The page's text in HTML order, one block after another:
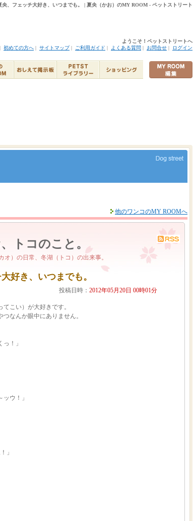
央、フェッチ大好き、いつまでも。 | 夏央（かお）のMY ROOM - ペットストリート
ようこそ！ペットストリートへ
| 初めての方へ | サイトマップ| ご利用ガイド | よくある質問 | お問合せ | ログイン
他のワンコのMY ROOMへ
トコのこと。
オ）の日常、冬湖（トコ）の出来事。
好き、いつまでも。
投稿日時： 2012年05月20日 00時01分
こい）が大好きです。
なんか眼中にありません。
っ！」
ッウ！」
」